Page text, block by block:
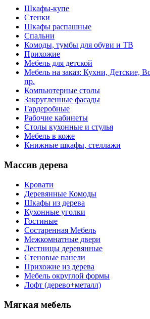
Шкафы-купе
Стенки
Шкафы распашные
Спальни
Комоды, тумбы для обуви и ТВ
Прихожие
Мебель для детской
Мебель на заказ: Кухни, Детские,
пр.
Компьютерные столы
Закругленные фасады
Гардеробные
Рабочие кабинеты
Столы кухонные и стулья
Мебель в коже
Книжные шкафы, стеллажи
Массив дерева
Кровати
Деревянные Комоды
Шкафы из дерева
Кухонные уголки
Гостиные
Состаренная Мебель
Межкомнатные двери
Лестницы деревянные
Стеновые панели
Прихожие из дерева
Мебель округлой формы
Лофт (дерево+металл)
Мягкая мебель